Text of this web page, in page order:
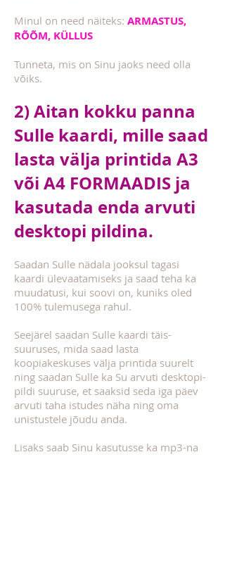
Minul on need näiteks: ARMASTUS,
RÕÕM, KÜLLUS
Tunneta, mis on Sinu jaoks need olla
võiks.
2) Aitan kokku panna
Sulle kaardi, mille saad
lasta välja printida A3
või A4 FORMAADIS ja
kasutada enda arvuti
desktopi pildina.
Saadan Sulle nädala jooksul tagasi
kaardi ülevaatamiseks ja saad teha ka
muudatusi, kui soovi on, kuniks oled
100% tulemusega rahul.
Seejärel saadan Sulle kaardi täis-
suuruses, mida saad lasta
koopiakeskuses välja printida suurelt
ning saadan Sulle ka Su arvuti desktopi-
pildi suuruse, et saaksid seda iga päev
arvuti taha istudes näha ning oma
unistustele jõudu anda.
Lisaks saab Sinu kasutusse ka mp3-na